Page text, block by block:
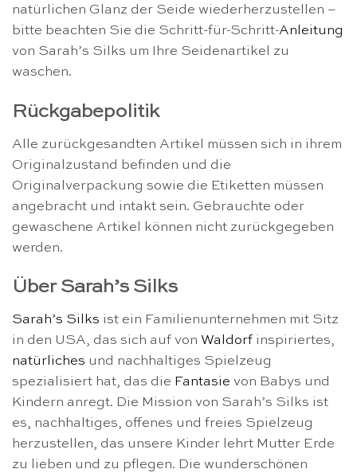
natürlichen Glanz der Seide wiederherzustellen –
bitte beachten Sie die Schritt-für-Schritt-Anleitung
von Sarah’s Silks um Ihre Seidenartikel zu
waschen.
Rückgabepolitik
Alle zurückgesandten Artikel müssen sich in ihrem
Originalzustand befinden und die
Originalverpackung sowie die Etiketten müssen
angebracht und intakt sein. Gebrauchte oder
gewaschene Artikel können nicht zurückgegeben
werden.
Über Sarah’s Silks
Sarah’s Silks ist ein Familienunternehmen mit Sitz
in den USA, das sich auf von Waldorf inspiriertes,
natürliches und nachhaltiges Spielzeug
spezialisiert hat, das die Fantasie von Babys und
Kindern anregt. Die Mission von Sarah’s Silks ist
es, nachhaltiges, offenes und freies Spielzeug
herzustellen, das unsere Kinder lehrt Mutter Erde
zu lieben und zu pflegen. Die wunderschönen